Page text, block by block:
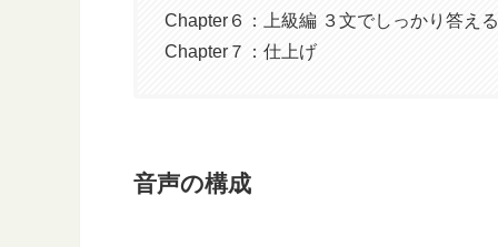
Chapter６：上級編 ３文でしっかり答える
Chapter７：仕上げ
音声の構成